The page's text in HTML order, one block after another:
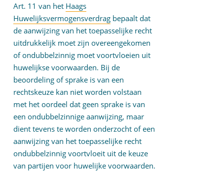
Art. 11 van het Haags
Huwelijksvermogensverdrag bepaalt dat
de aanwijzing van het toepasselijke recht
uitdrukkelijk moet zijn overeengekomen
of ondubbelzinnig moet voortvloeien uit
huwelijkse voorwaarden. Bij de
beoordeling of sprake is van een
rechtskeuze kan niet worden volstaan
met het oordeel dat geen sprake is van
een ondubbelzinnige aanwijzing, maar
dient tevens te worden onderzocht of een
aanwijzing van het toepasselijke recht
ondubbelzinnig voortvloeit uit de keuze
van partijen voor huwelijke voorwaarden.